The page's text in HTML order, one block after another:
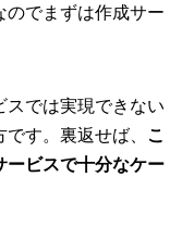
のでまずは作成サー
スでは実現できない
す。裏返せば、 こ
ービスで十分なケー